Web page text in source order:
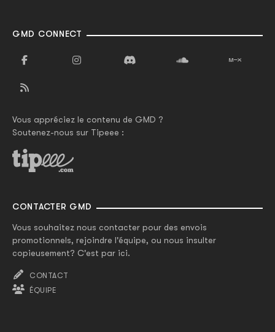
GMD CONNECT
Vous appréciez le contenu de GMD ?
Soutenez-nous sur Tipeee :
CONTACTER GMD
Vous souhaitez nous contacter pour des envois
promotionnels, rejoindre l'équipe, ou nous insulter
copieusement? C'est par ici.
CONTACT
ÉQUIPE